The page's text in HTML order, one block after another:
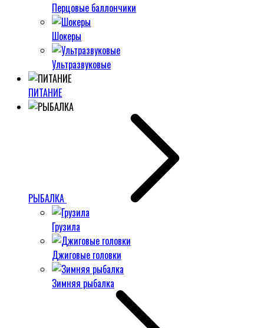
Перцовые баллончики
Шокеры
Ультразвуковые
ПИТАНИЕ
РЫБАЛКА
Грузила
Джиговые головки
Зимняя рыбалка